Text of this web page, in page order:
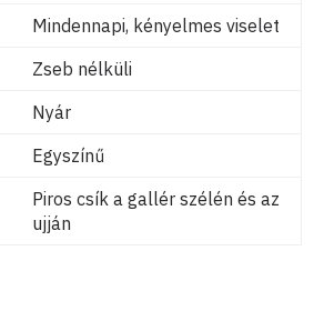
Mindennapi, kényelmes viselet
Zseb nélküli
Nyár
Egyszínű
Piros csík a gallér szélén és az
ujján